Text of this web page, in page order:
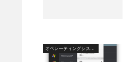
オペレーティングシステム